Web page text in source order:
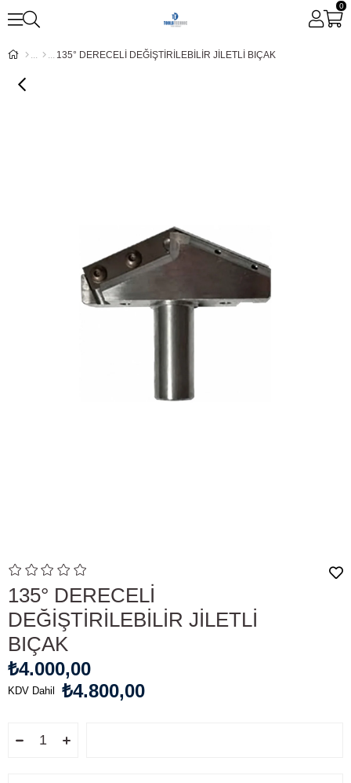
0
135° DERECELİ DEĞİŞTİRİLEBİLİR JİLETLİ BIÇAK
135° DERECELİ
DEĞİŞTİRİLEBİLİR JİLETLİ
BIÇAK
₺4.000,00
KDV Dahil ₺4.800,00